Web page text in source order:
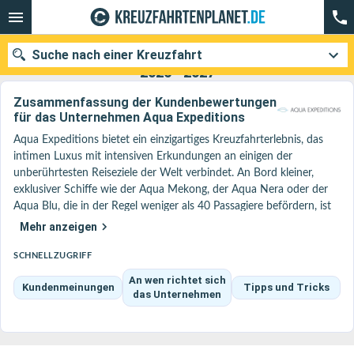
Aqua Expeditions : Unsere Kreuzfahrtangebote
2026 - 2027
Zusammenfassung der Kundenbewertungen
für das Unternehmen Aqua Expeditions
Aqua Expeditions bietet ein einzigartiges Kreuzfahrterlebnis, das
intimen Luxus mit intensiven Erkundungen an einigen der
unberührtesten Reiseziele der Welt verbindet. An Bord kleiner,
exklusiver Schiffe wie der Aqua Mekong, der Aqua Nera oder der
Aqua Blu, die in der Regel weniger als 40 Passagiere befördern, ist
das Erlebnis intim, elegant und ganz auf Entdeckungen
Das Unternehmen ist kürzlich der Ponant Explorations Group
beigetreten und hat damit seine Positionierung im Premium-
Segment weiter gestärkt, ohne dabei seine eigene Identität
aufzugeben. Diese Integration ermöglicht es, die
Mehr anzeigen
SCHNELLZUGRIFF
Kundenmeinungen
An wen richtet sich
das Unternehmen
Tipps und Tricks
Suche nach einer Kreuzfahrt
Unsere Ziele
Abfahrtsmonat
Häfen Reedereien